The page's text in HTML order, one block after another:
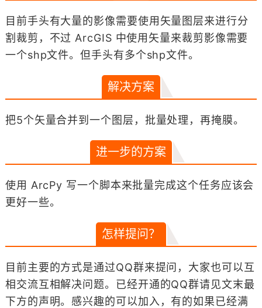
目前手头有大量的影像需要使用矢量图层来进行分
割裁剪，不过 ArcGIS 中使用矢量来裁剪影像需要
一个shp文件。但手头有多个shp文件。
解决方案
把5个矢量合并到一个图层，批量处理，再掩膜。
进一步的方案
使用 ArcPy 写一个脚本来批量完成这个任务应该会
更好一些。
怎样提问？
目前主要的方式是通过QQ群来提问，大家也可以互
相交流互相解决问题。已经开通的QQ群请见文末最
下方的声明。感兴趣的可以加入，有的如果已经满